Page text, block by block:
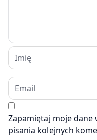
Zapamiętaj moje dane
pisania kolejnych